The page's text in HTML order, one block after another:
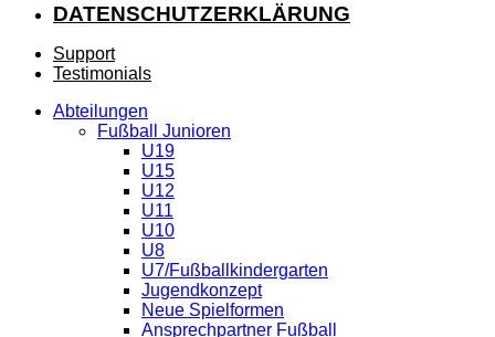
DATENSCHUTZERKLÄRUNG
Support
Testimonials
Abteilungen
Fußball Junioren
U19
U15
U12
U11
U10
U8
U7/Fußballkindergarten
Jugendkonzept
Neue Spielformen
Ansprechpartner Fußball